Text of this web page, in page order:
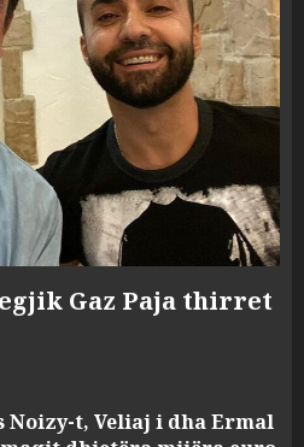
Gaz Paja thirret
Noizy-t, Veliaj i dha Ermal
“One Albania”,
u fsheh. A u vodhën